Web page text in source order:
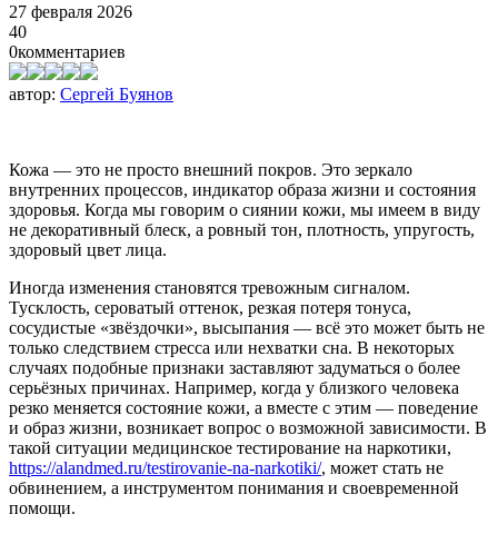
27 февраля 2026
40
0комментариев
автор: Сергей Буянов
Кожа — это не просто внешний покров. Это зеркало
внутренних процессов, индикатор образа жизни и состояния
здоровья. Когда мы говорим о сиянии кожи, мы имеем в виду
не декоративный блеск, а ровный тон, плотность, упругость,
здоровый цвет лица.
Иногда изменения становятся тревожным сигналом.
Тусклость, сероватый оттенок, резкая потеря тонуса,
сосудистые «звёздочки», высыпания — всё это может быть не
только следствием стресса или нехватки сна. В некоторых
случаях подобные признаки заставляют задуматься о более
серьёзных причинах. Например, когда у близкого человека
резко меняется состояние кожи, а вместе с этим — поведение
и образ жизни, возникает вопрос о возможной зависимости. В
такой ситуации медицинское тестирование на наркотики,
https://alandmed.ru/testirovanie-na-narkotiki/, может стать не
обвинением, а инструментом понимания и своевременной
помощи.